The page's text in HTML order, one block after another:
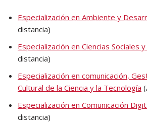
Especialización en Ambiente y
distancia)
Especialización en Ciencias Sociales
distancia)
Especialización en comunicación,
Cultural de la Ciencia y la Tecnología
Especialización en Comunicación
distancia)